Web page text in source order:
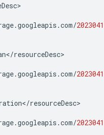
.googleapis .com/
</resourceDesc
.googleapis .com/
</resourceDesc
.googleapis .com/